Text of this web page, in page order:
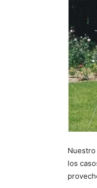
los